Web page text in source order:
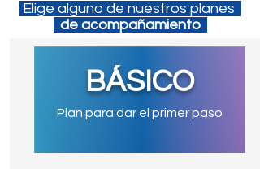
Elige alguno de nuestros planes
de acompañamiento
BÁSICO
Plan para dar el primer paso